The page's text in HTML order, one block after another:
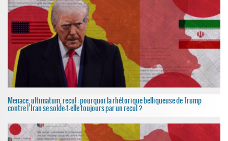
Menace, ultimatum, recul : pourquoi la rhétorique belliqueuse de Trump
contre l’Iran se solde-t-elle toujours par un recul ?